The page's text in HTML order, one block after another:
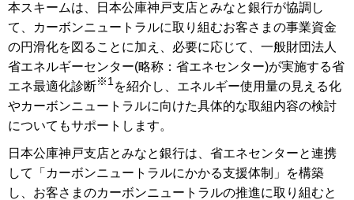
本スキームは、日本公庫神戸支店とみなと銀行が協調し
て、カーボンニュートラルに取り組むお客さまの事業資金
の円滑化を図ることに加え、必要に応じて、一般財団法人
省エネルギーセンター(略称：省エネセンター)が実施する省
エネ最適化診断※1を紹介し、エネルギー使用量の見える化
やカーボンニュートラルに向けた具体的な取組内容の検討
についてもサポートします。
日本公庫神戸支店とみなと銀行は、省エネセンターと連携
して「カーボンニュートラルにかかる支援体制」を構築
し、お客さまのカーボンニュートラルの推進に取り組むと